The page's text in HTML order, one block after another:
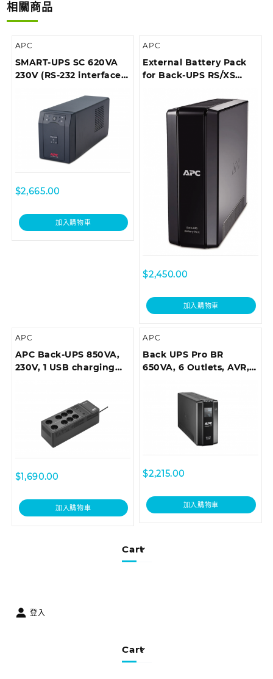
Cart
相關商品
APC
SMART-UPS SC 620VA
230V (RS-232 interface),
$2,665.00
加入購物車
APC
External Battery Pack
for Back-UPS RS/XS
$2,450.00
加入購物車
APC
APC Back-UPS 850VA,
230V, 1 USB charging
$1,690.00
加入購物車
APC
Back UPS Pro BR
650VA, 6 Outlets, AVR,
$2,215.00
加入購物車
登入
Cart